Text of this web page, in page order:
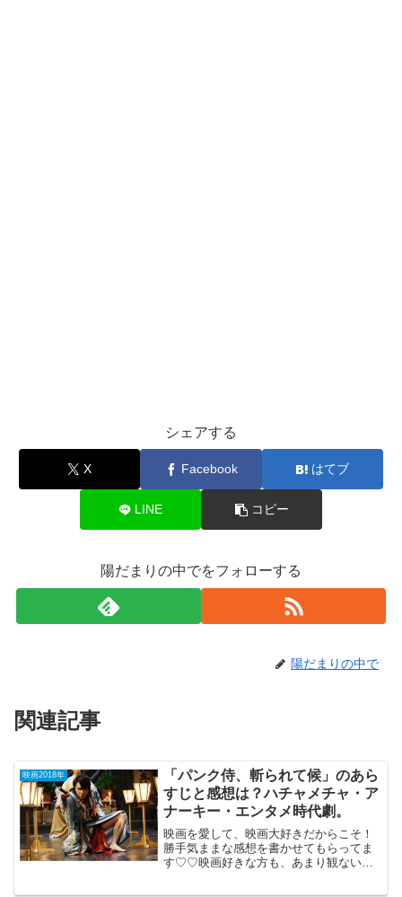
シェアする
X Facebook はてブ
LINE コピー
陽だまりの中でをフォローする
陽だまりの中で
関連記事
映画2018年
「パンク侍、斬られて候」のあら
すじと感想は？ハチャメチャ・ア
ナーキー・エンタメ時代劇。
映画を愛して、映画大好きだからこそ！
勝手気ままな感想を書かせてもらってま
す♡♡映画好きな方も、あまり観ない方